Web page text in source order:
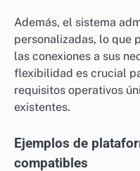
Además, el sistema
personalizadas, lo que
las conexiones a sus
flexibilidad es crucial
requisitos operativos
existentes.
Ejemplos de
compatibles